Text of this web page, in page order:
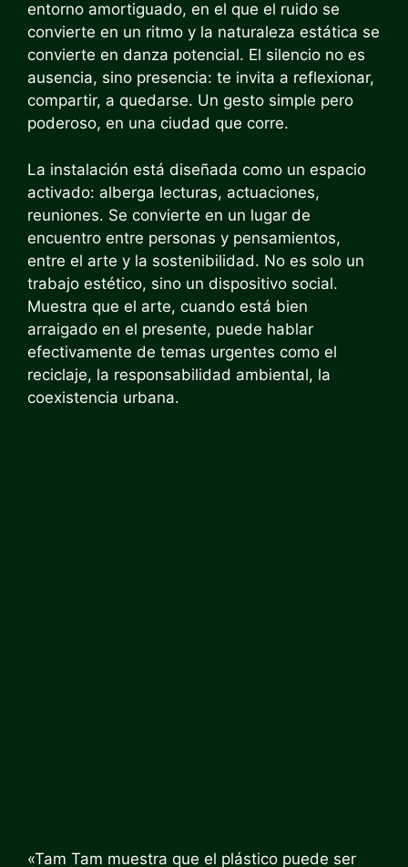
entorno amortiguado, en el que el ruido se
convierte en un ritmo y la naturaleza estática se
convierte en danza potencial. El silencio no es
ausencia, sino presencia: te invita a reflexionar,
compartir, a quedarse. Un gesto simple pero
poderoso, en una ciudad que corre.
La instalación está diseñada como un espacio
activado: alberga lecturas, actuaciones,
reuniones. Se convierte en un lugar de
encuentro entre personas y pensamientos,
entre el arte y la sostenibilidad. No es solo un
trabajo estético, sino un dispositivo social.
Muestra que el arte, cuando está bien
arraigado en el presente, puede hablar
efectivamente de temas urgentes como el
reciclaje, la responsabilidad ambiental, la
coexistencia urbana.
«Tam Tam muestra que el plástico puede ser